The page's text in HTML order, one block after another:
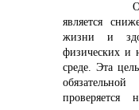
Основной
является
жизни и
физических и
среде. Эта
проверяется